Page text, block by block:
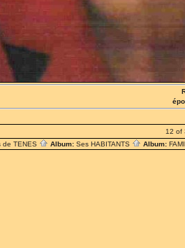
12 of
de TENES Album: Ses HABITANTS Album: